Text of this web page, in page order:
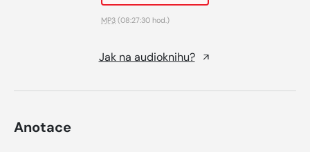
MP3 (08:27:30 hod.)
Jak na audioknihu?
Anotace